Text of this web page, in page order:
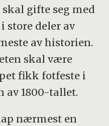
gifte seg med
store deler av
av historien.
skal være
fikk fotfeste i
av 1800-tallet.
nærmest en